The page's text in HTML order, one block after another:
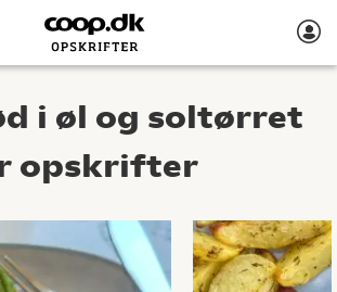
i øl og soltørret
opskrifter